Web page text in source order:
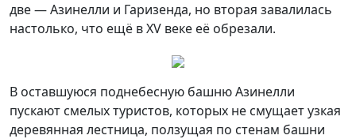
две — Азинелли и Гаризенда, но вторая завалилась
настолько, что ещё в XV веке её обрезали.
В оставшуюся поднебесную башню Азинелли
пускают смелых туристов, которых не смущает узкая
деревянная лестница, ползущая по стенам башни